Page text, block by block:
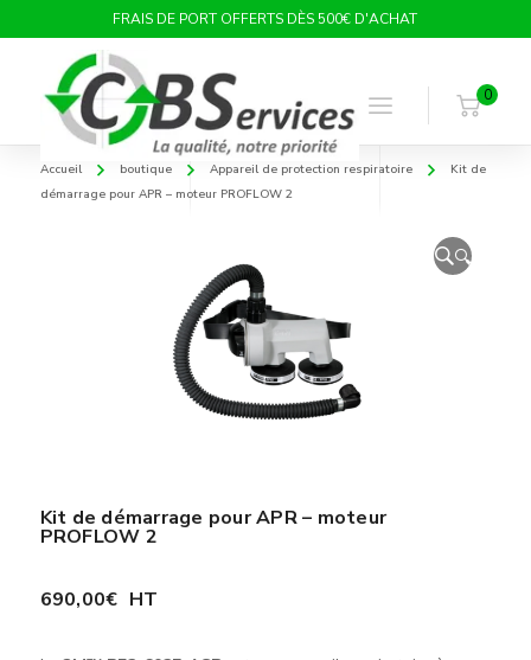
FRAIS DE PORT OFFERTS DÈS 500€ D'ACHAT
0
Accueil boutique Appareil de protection respiratoire
Kit de
démarrage pour APR – moteur PROFLOW 2
🔍
Kit de démarrage pour APR – moteur
PROFLOW 2
690,00€ HT